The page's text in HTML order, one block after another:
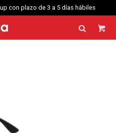
con plazo de 3 a 5 días hábiles